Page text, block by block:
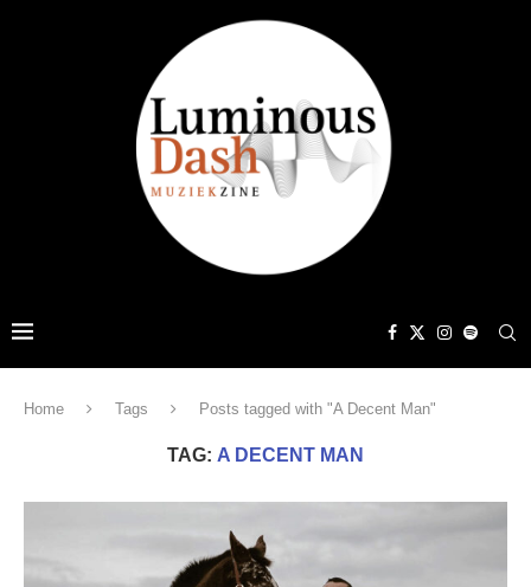
Home Tags Posts tagged with "A Decent Man"
TAG: A DECENT MAN